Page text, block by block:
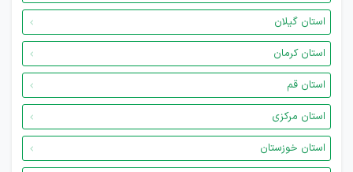
استان گیلان
استان کرمان
استان قم
استان مرکزی
استان خوزستان